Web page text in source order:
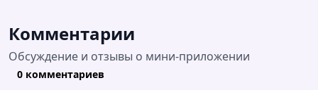
Комментарии
Обсуждение и отзывы о мини-приложении
0 комментариев